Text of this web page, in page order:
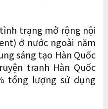
trạng mở rộng nội
ở nước ngoài năm
sáng tạo Hàn Quốc
tranh Hàn Quốc
tổng lượng sử dụng